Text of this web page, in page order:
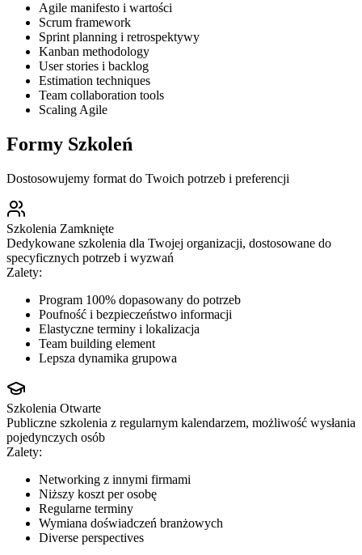
Agile manifesto i wartości
Scrum framework
Sprint planning i retrospektywy
Kanban methodology
User stories i backlog
Estimation techniques
Team collaboration tools
Scaling Agile
Formy Szkoleń
Dostosowujemy format do Twoich potrzeb i preferencji
Szkolenia Zamknięte
Dedykowane szkolenia dla Twojej organizacji, dostosowane do
specyficznych potrzeb i wyzwań
Zalety:
Program 100% dopasowany do potrzeb
Poufność i bezpieczeństwo informacji
Elastyczne terminy i lokalizacja
Team building element
Lepsza dynamika grupowa
Szkolenia Otwarte
Publiczne szkolenia z regularnym kalendarzem, możliwość wysłania
pojedynczych osób
Zalety:
Networking z innymi firmami
Niższy koszt per osobę
Regularne terminy
Wymiana doświadczeń branżowych
Diverse perspectives